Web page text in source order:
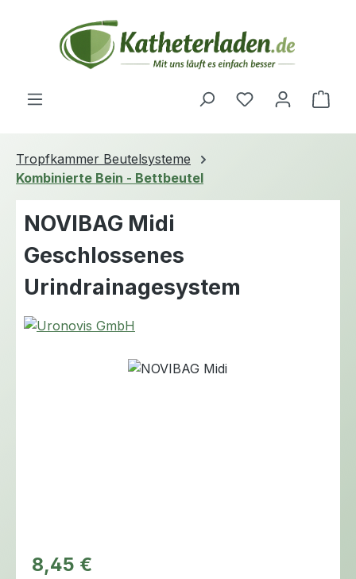
Zum Hauptinhalt springen
Du hast 0
Tropfkammer Beutelsysteme
Kombinierte Bein - Bettbeutel
NOVIBAG Midi
Geschlossenes
Urindrainagesystem
Bildergalerie überspringen
Regulärer Preis:
8,45 €